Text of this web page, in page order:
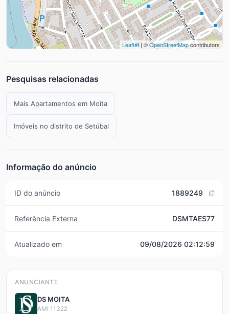
Leaflet | ©OpenStreetMapcontributors
Pesquisas relacionadas
Mais Apartamentos em Moita
Imóveis no distrito de Setúbal
Informação do anúncio
ID do anúncio 1889249
Referência Externa DSMTAES77
Atualizado em 09/08/2026 02:12:59
ANUNCIANTE
DS MOITA
AMI 11322